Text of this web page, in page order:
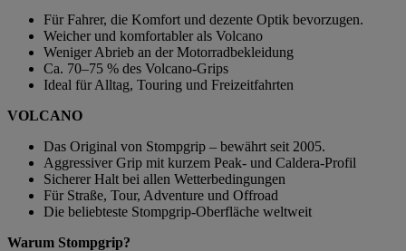
Für Fahrer, die Komfort und dezente Optik bevorzugen.
Weicher und komfortabler als Volcano
Weniger Abrieb an der Motorradbekleidung
Ca. 70–75 % des Volcano-Grips
Ideal für Alltag, Touring und Freizeitfahrten
VOLCANO
Das Original von Stompgrip – bewährt seit 2005.
Aggressiver Grip mit kurzem Peak- und Caldera-Profil
Sicherer Halt bei allen Wetterbedingungen
Für Straße, Tour, Adventure und Offroad
Die beliebteste Stompgrip-Oberfläche weltweit
Warum Stompgrip?